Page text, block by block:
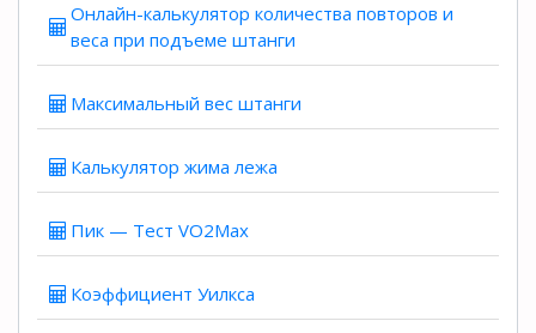
Онлайн-калькулятор количества повторов и
веса при подъеме штанги
Максимальный вес штанги
Калькулятор жима лежа
Пик — Тест VO2Max
Коэффициент Уилкса